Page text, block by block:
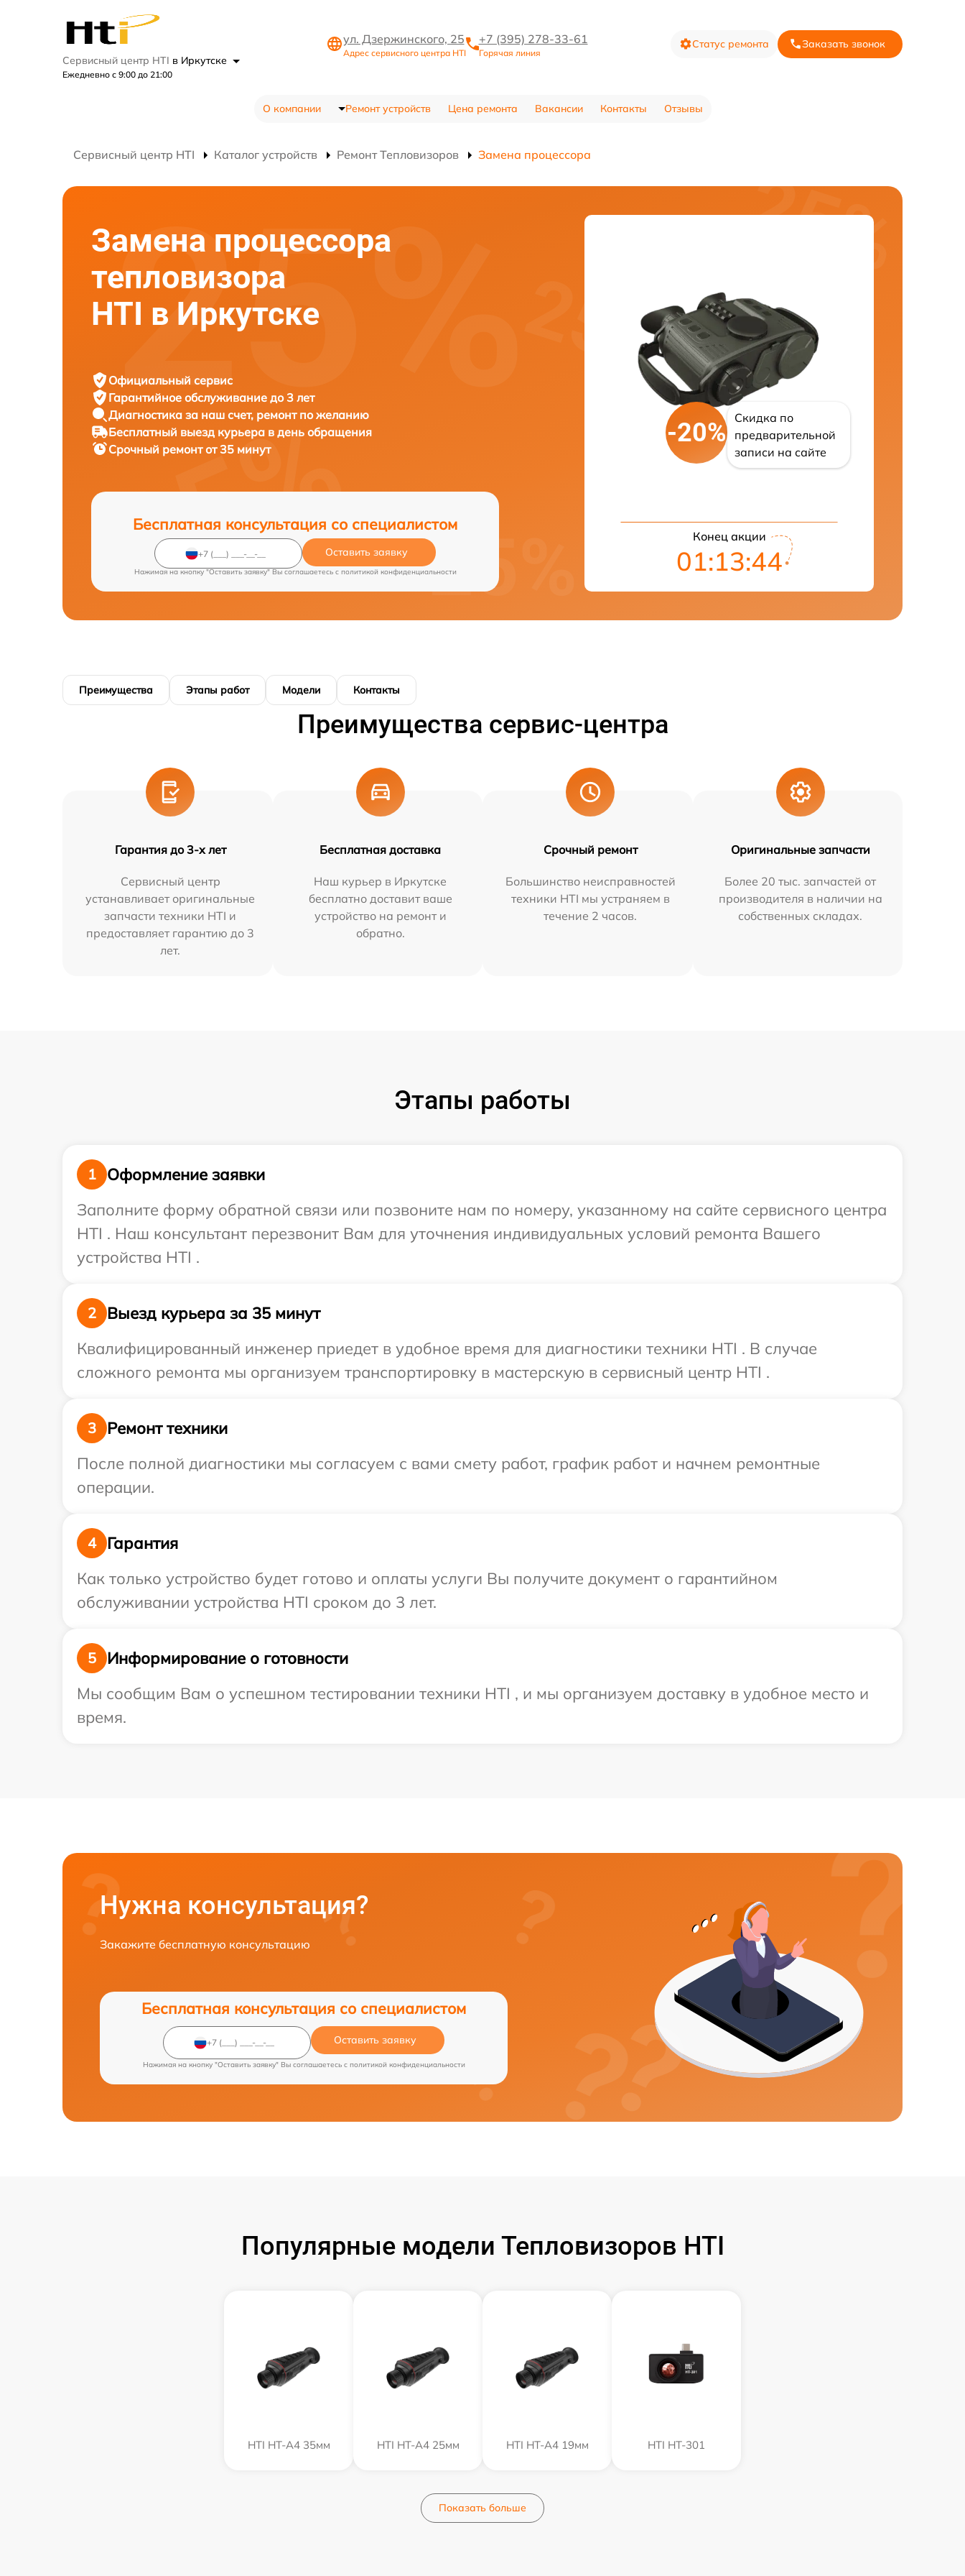
Сервисный центр HTI в Иркутске
Ежедневно с 9:00 до 21:00
ул. Дзержинского, 25
Адрес сервисного центра HTI
+7 (395) 278-33-61
Горячая линия
Статус ремонта Заказать звонок
О компании Ремонт устройств Цена ремонта Вакансии Контакты Отзывы
Сервисный центр HTI Каталог устройств Ремонт Тепловизоров Замена процессора
Замена процессора
тепловизора
HTI в Иркутске
Официальный сервис
Гарантийное обслуживание до 3 лет
Диагностика за наш счет, ремонт по желанию
Бесплатный выезд курьера в день обращения
Срочный ремонтот 35 минут
Бесплатная консультация со специалистом
Оставить заявку
Нажимая на кнопку "Оставить заявку" Вы соглашаетесь c политикой конфиденциальности
-20%
Скидка по
предварительной
записи на сайте
Конец акции
01:13:42
Преимущества Этапы работ Модели Контакты
Преимущества сервис-центра
Гарантия до 3-х лет
Сервисный центр
устанавливает оригинальные
запчасти техники HTI и
предоставляет гарантию до 3
лет.
Бесплатная доставка
Наш курьер в Иркутске
бесплатно доставит ваше
устройство на ремонт и
обратно.
Срочный ремонт
Большинство неисправностей
техники HTI мы устраняем в
течение 2 часов.
Оригинальные запчасти
Более 20 тыс. запчастей от
производителя в наличии на
собственных складах.
Этапы работы
1
Оформление заявки
Заполните форму обратной связи или позвоните нам по номеру, указанному на сайте сервисного центра
HTI . Наш консультант перезвонит Вам для уточнения индивидуальных условий ремонта Вашего
устройства HTI .
2
Выезд курьера за 35 минут
Квалифицированный инженер приедет в удобное время для диагностики техники HTI . В случае
сложного ремонта мы организуем транспортировку в мастерскую в сервисный центр HTI .
3
Ремонт техники
После полной диагностики мы согласуем с вами смету работ, график работ и начнем ремонтные
операции.
4
Гарантия
Как только устройство будет готово и оплаты услуги Вы получите документ о гарантийном
обслуживании устройства HTI сроком до 3 лет.
5
Информирование о готовности
Мы сообщим Вам о успешном тестировании техники HTI , и мы организуем доставку в удобное место и
время.
Нужна консультация?
Закажите бесплатную консультацию
Бесплатная консультация со специалистом
Оставить заявку
Нажимая на кнопку "Оставить заявку" Вы соглашаетесь c политикой конфиденциальности
Популярные модели Тепловизоров HTI
HTI HT-A4 35мм HTI HT-A4 25мм HTI HT-A4 19мм HTI HT-301
Показать больше